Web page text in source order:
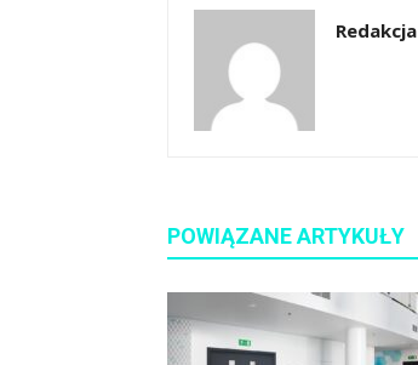
Redakcja
POWIĄZANE ARTYKUŁY